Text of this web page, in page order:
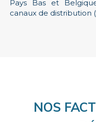
Pays Bas et
canaux de distribution
NOS